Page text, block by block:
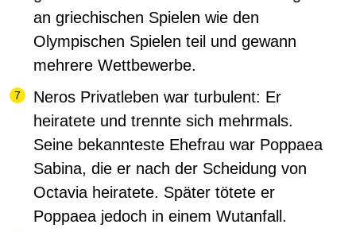
an griechischen Spielen wie den
Olympischen Spielen teil und gewann
mehrere Wettbewerbe.
Neros Privatleben war turbulent: Er
heiratete und trennte sich mehrmals.
Seine bekannteste Ehefrau war Poppaea
Sabina, die er nach der Scheidung von
Octavia heiratete. Später tötete er
Poppaea jedoch in einem Wutanfall.